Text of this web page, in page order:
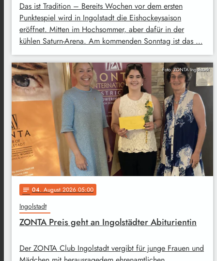
Das ist Tradition – Bereits Wochen vor dem ersten
Punktespiel wird in Ingolstadt die Eishockeysaison
eröffnet. Mitten im Hochsommer, aber dafür in der
kühlen Saturn-Arena. Am kommenden Sonntag ist das …
Foto: ZONTA Ingolstadt
notes 04. August 2026 05:00
Ingolstadt
ZONTA Preis geht an Ingolstädter Abiturientin
Der ZONTA Club Ingolstadt vergibt für junge Frauen und